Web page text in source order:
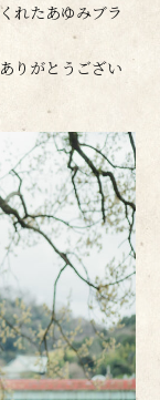
れたあゆみブラ
りがとうござい